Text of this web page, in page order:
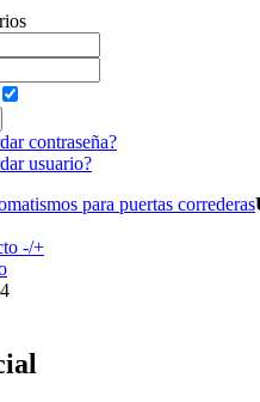
contraseña?
usuario?
para puertas correderas
-/+